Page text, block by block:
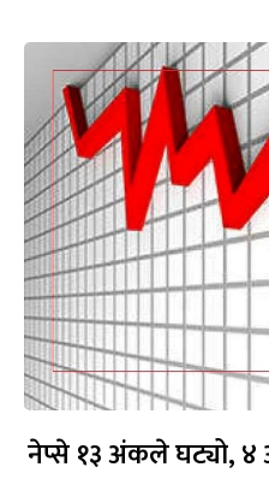
नेप्से १३ अंकले घट्यो, ४